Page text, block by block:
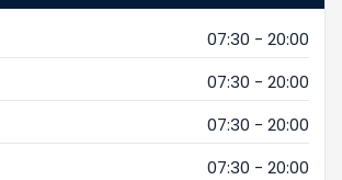
07:30 - 20:00
07:30 - 20:00
07:30 - 20:00
07:30 - 20:00